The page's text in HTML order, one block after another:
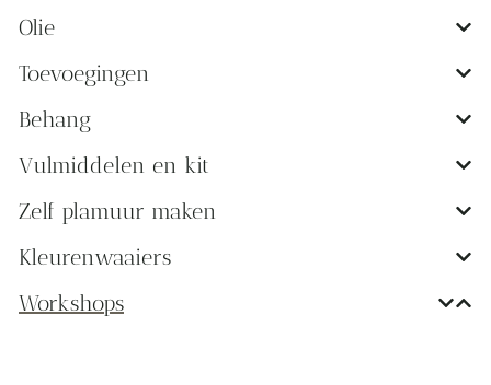
Olie
Toevoegingen
Behang
Vulmiddelen en kit
Zelf plamuur maken
Kleurenwaaiers
Workshops